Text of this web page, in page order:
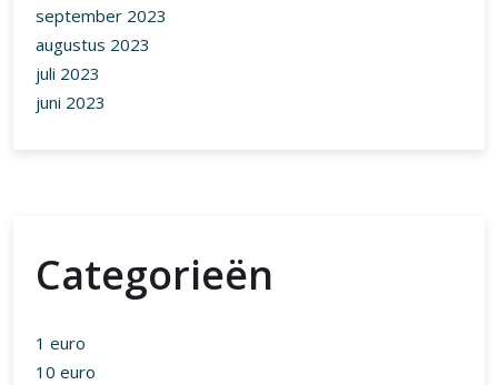
september 2023
augustus 2023
juli 2023
juni 2023
Categorieën
1 euro
10 euro